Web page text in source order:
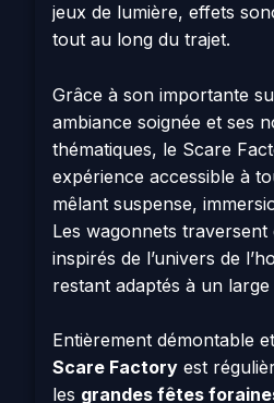
jeux de lumière, effets
tout au long du trajet.
Grâce à son importante
ambiance soignée et ses
thématiques, le Scare
expérience accessible à
mêlant suspense,
Les wagonnets
inspirés de l’univers de
restant adaptés à un
Entièrement démontable
Scare Factory est
les grandes fêtes